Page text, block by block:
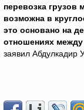
перевозка грузов
возможна в
это основано на
отношениях
заявил Абдулкадир